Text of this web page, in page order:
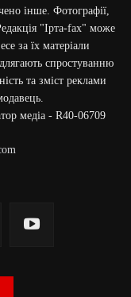
інше. Фотографії,
"Ірта-fax" може
за їх матеріали
спростуванню
та зміст реклами
медіа - R40-06709